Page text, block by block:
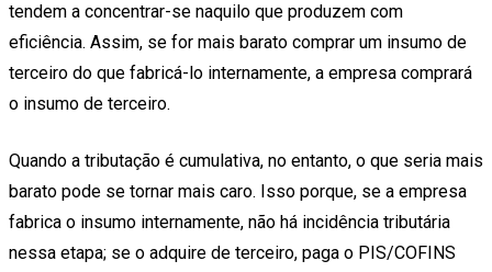
tendem a concentrar-se naquilo que produzem com
eficiência. Assim, se for mais barato comprar um insumo de
terceiro do que fabricá-lo internamente, a empresa comprará
o insumo de terceiro.
Quando a tributação é cumulativa, no entanto, o que seria mais
barato pode se tornar mais caro. Isso porque, se a empresa
fabrica o insumo internamente, não há incidência tributária
nessa etapa; se o adquire de terceiro, paga o PIS/COFINS